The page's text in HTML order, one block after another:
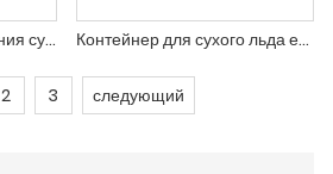
Контейнеры для хранения сухого льда Контейнер для сухого льда емкостью 300 литров и 10 кубических футов
2 3 следующий